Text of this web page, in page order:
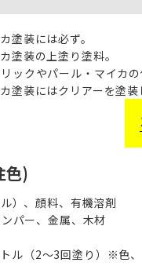
塗装には必ず。
塗装の上塗り塗料。
ックやパール・マイカ
塗装にはクリアーを塗
色)
）、顔料、有機溶剤
パー、金属、木材
ル（2～3回塗り）※色